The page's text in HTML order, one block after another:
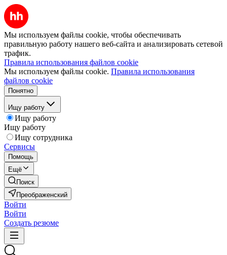
Мы используем файлы cookie, чтобы обеспечивать
правильную работу нашего веб-сайта и анализировать сетевой
трафик.
Правила использования файлов cookie
Мы используем файлы cookie. Правила использования
файлов cookie
Понятно
Ищу работу
Ищу работу
Ищу работу
Ищу сотрудника
Сервисы
Помощь
Ещё
Поиск
Преображенский
Войти
Войти
Создать резюме